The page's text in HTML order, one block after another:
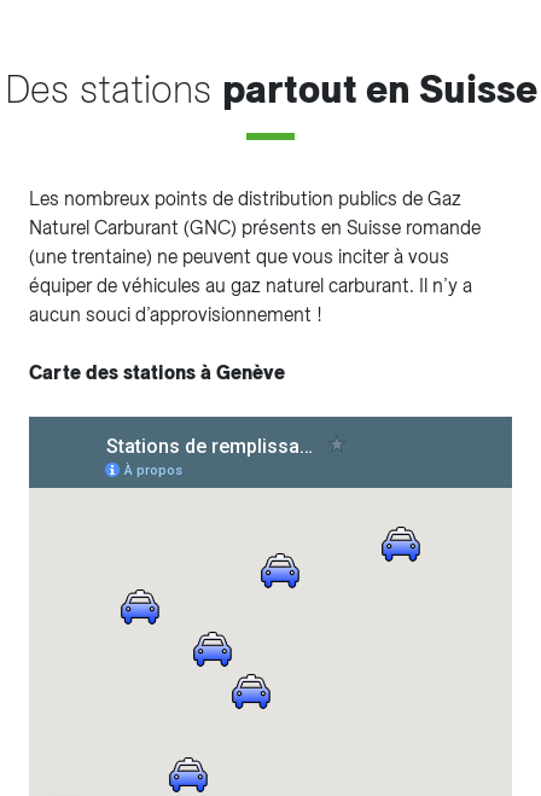
Des stations partout en Suisse
Les nombreux points de distribution publics de Gaz
Naturel Carburant (GNC) présents en Suisse romande
(une trentaine) ne peuvent que vous inciter à vous
équiper de véhicules au gaz naturel carburant. Il n’y a
aucun souci d’approvisionnement !
Carte des stations à Genève